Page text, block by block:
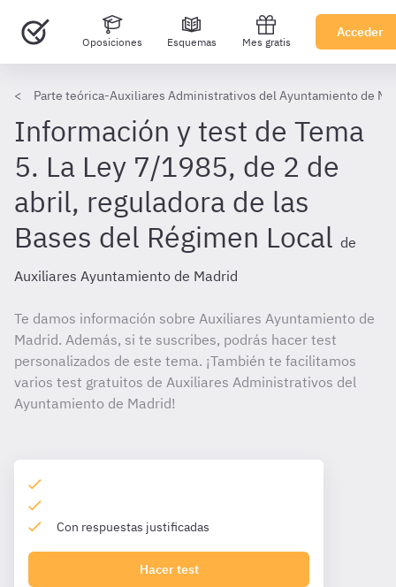
Oposiciones Esquemas Mes gratis
Acceder
Parte teórica-Auxiliares Administrativos del Ayuntamiento de
Información y test de Tema
5. La Ley 7/1985, de 2 de
abril, reguladora de las
Bases del Régimen Local de
Auxiliares Ayuntamiento de Madrid
Te damos información sobre Auxiliares Ayuntamiento de
Madrid. Además, si te suscribes, podrás hacer test
personalizados de este tema. ¡También te facilitamos
varios test gratuitos de Auxiliares Administrativos del
Ayuntamiento de Madrid!
Con respuestas justificadas
Hacer test